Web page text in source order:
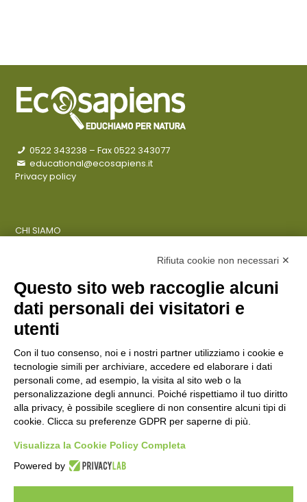
0522 343238 – Fax 0522 343077
educational@ecosapiens.it
Privacy policy
CHI SIAMO
ENTI PUBBLICI
SCUOLE
CITTADINI E FAMIGLIE
CONTATTI
Seguici su:
Italiano
ECOSAPIENS è un marchio L’Ovile Cooperativa Sociale
Rifiuta cookie non necessari ✕
Questo sito web raccoglie alcuni
dati personali dei visitatori e
utenti
Con il tuo consenso, noi e i nostri partner utilizziamo i cookie e
tecnologie simili per archiviare, accedere ed elaborare i dati
personali come, ad esempio, la visita al sito web o la
personalizzazione degli annunci. Poiché rispettiamo il tuo diritto
alla privacy, è possibile scegliere di non consentire alcuni tipi di
cookie. Clicca su preferenze GDPR per saperne di più.
Visualizza la Cookie Policy Completa
Powered by